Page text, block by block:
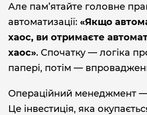
Але пам’ятайте головне
автоматизації: «Якщо
хаос, ви отримаєте
хаос». Спочатку — логіка
папері, потім —
Операційний менеджмент
Це інвестиція, яка